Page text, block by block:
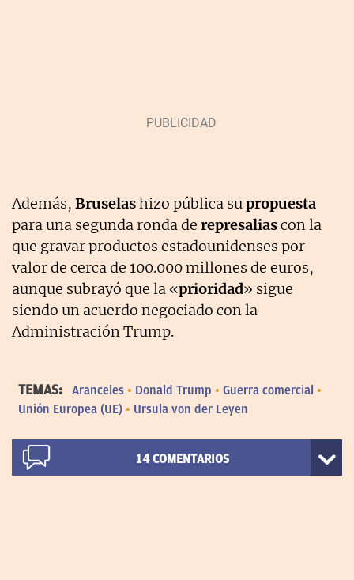
Además, Bruselashizo pública supropuesta
para una segunda ronda de represaliascon la
que gravar productos estadounidenses por
valor de cerca de 100.000 millones de euros,
aunque subrayó que la «prioridad» sigue
siendo un acuerdo negociado con la
Administración Trump.
TEMAS: Aranceles Donald Trump
Guerra comercial
Unión Europea (UE)
Ursula von der Leyen
14COMENTARIOS